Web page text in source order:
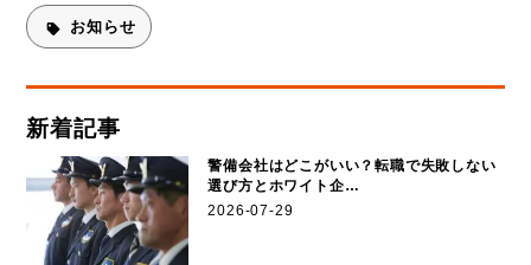
お知らせ
新着記事
警備会社はどこがいい？転職で失敗しない
選び方とホワイト企…
2026-07-29